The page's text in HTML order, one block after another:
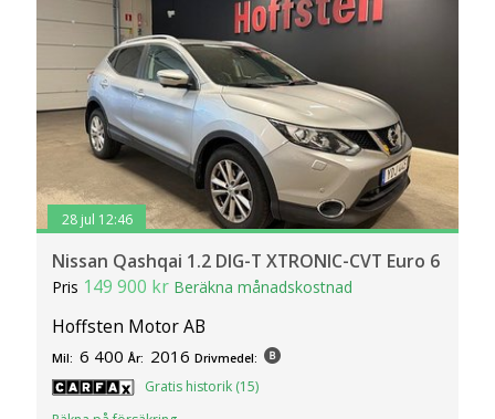
28 jul 12:46
Nissan Qashqai 1.2 DIG-T XTRONIC-CVT Euro 6
Pris 149 900 kr Beräkna månadskostnad
Hoffsten Motor AB
Mil: 6 400 År: 2016 Drivmedel:
Gratis historik (15)